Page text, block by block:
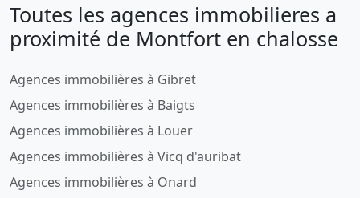
Toutes les agences immobilieres a
proximité de Montfort en chalosse
Agences immobilières à Gibret
Agences immobilières à Baigts
Agences immobilières à Louer
Agences immobilières à Vicq d'auribat
Agences immobilières à Onard